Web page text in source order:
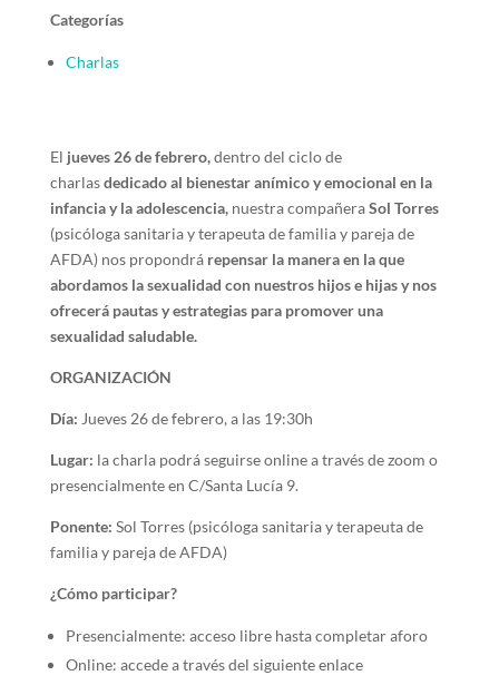
Categorías
Charlas
El jueves 26 de febrero,dentro del ciclo de
charlasdedicado al bienestar anímico y emocional en la
infancia y la adolescencia, nuestra compañeraSol Torres
(psicóloga sanitaria y terapeuta de familia y pareja de
AFDA) nos propondrá repensar la manera en la que
abordamos la sexualidad con nuestros hijos e hijas y nos
ofrecerá pautas y estrategias para promover una
sexualidad saludable.
ORGANIZACIÓN
Día: Jueves 26 de febrero, a las 19:30h
Lugar: la charla podrá seguirse online a través de zoom o
presencialmente en C/Santa Lucía 9.
Ponente: Sol Torres (psicóloga sanitaria y terapeuta de
familia y pareja de AFDA)
¿Cómo participar?
Presencialmente: acceso libre hasta completar aforo
Online: accede a través del siguiente enlace